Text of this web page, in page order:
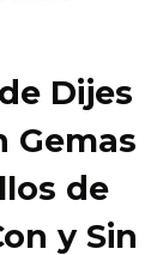
Dijes
Gemas
de
y Sin